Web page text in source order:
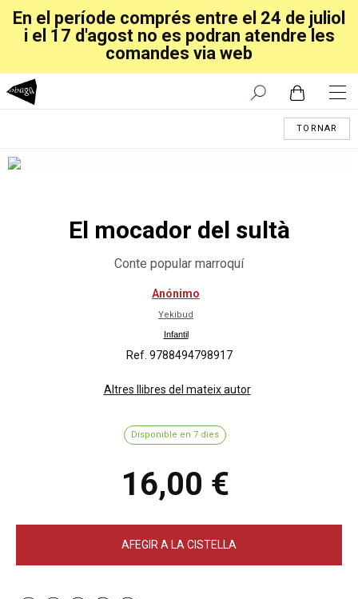
En el període comprés entre el 24 de juliol
i el 17 d'agost no es podran atendre les
comandes via web
TORNAR
El mocador del sultà
Conte popular marroquí
Anónimo
Yekibud
Infantil
Ref. 9788494798917
Altres llibres del mateix autor
Disponible en 7 dies
16,00 €
AFEGIR A LA CISTELLA